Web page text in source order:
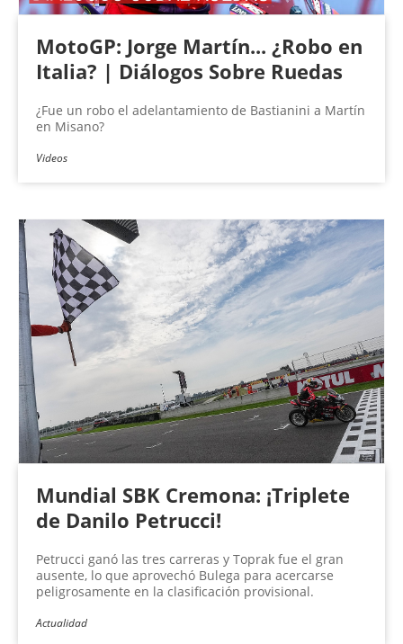
MotoGP: Jorge Martín... ¿Robo en
Italia? | Diálogos Sobre Ruedas
¿Fue un robo el adelantamiento de Bastianini a Martín
en Misano?
Videos
Mundial SBK Cremona: ¡Triplete
de Danilo Petrucci!
Petrucci ganó las tres carreras y Toprak fue el gran
ausente, lo que aprovechó Bulega para acercarse
peligrosamente en la clasificación provisional.
Actualidad